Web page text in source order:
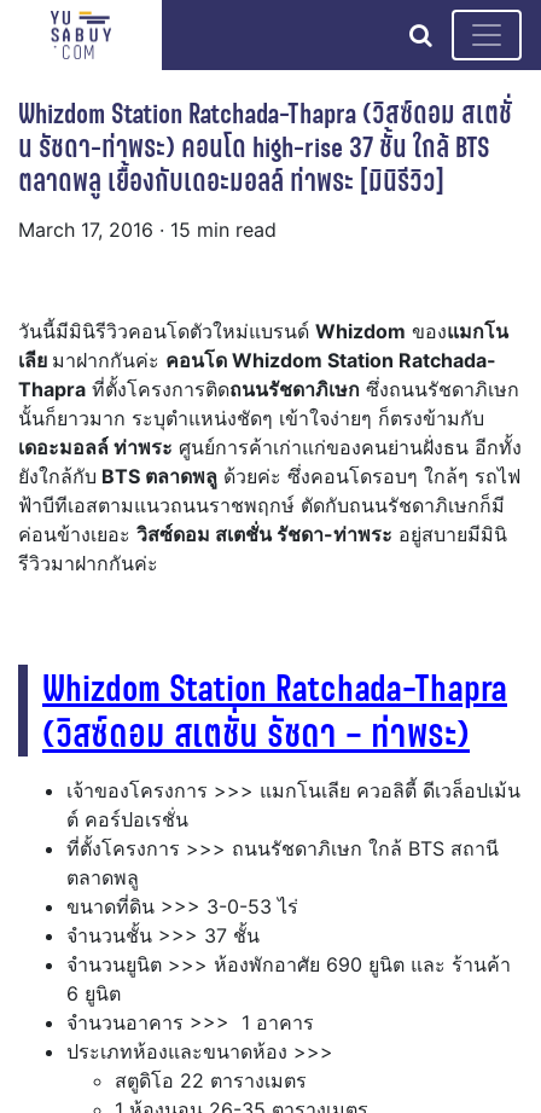
search
Whizdom Station Ratchada-Thapra (วิสซ์ดอม สเตชั่
น รัชดา-ท่าพระ) คอนโด high-rise 37 ชั้น ใกล้ BTS
ตลาดพลู เยื้องกับเดอะมอลล์ ท่าพระ [มินิรีวิว]
March 17, 2016 · 15 min read
วันนี้มีมินิรีวิวคอนโดตัวใหม่แบรนด์ Whizdom ของแมกโน
เลีย มาฝากกันค่ะ คอนโด Whizdom Station Ratchada-
Thapra ที่ตั้งโครงการติดถนนรัชดาภิเษก ซึ่งถนนรัชดาภิเษก
นั้นก็ยาวมาก ระบุตำแหน่งชัดๆ เข้าใจง่ายๆ ก็ตรงข้ามกับ
เดอะมอลล์ ท่าพระ ศูนย์การค้าเก่าแก่ของคนย่านฝั่งธน อีกทั้ง
ยังใกล้กับ BTS ตลาดพลู ด้วยค่ะ ซึ่งคอนโดรอบๆ ใกล้ๆ รถไฟ
ฟ้าบีทีเอสตามแนวถนนราชพฤกษ์ ตัดกับถนนรัชดาภิเษกก็มี
ค่อนข้างเยอะ วิสซ์ดอม สเตชั่น รัชดา-ท่าพระ อยู่สบายมีมินิ
รีวิวมาฝากกันค่ะ
Whizdom Station Ratchada-Thapra
(วิสซ์ดอม สเตชั่น รัชดา – ท่าพระ)
เจ้าของโครงการ >>> แมกโนเลีย ควอลิตี้ ดีเวล็อปเม้น
ต์ คอร์ปอเรชั่น
ที่ตั้งโครงการ >>> ถนนรัชดาภิเษก ใกล้ BTS สถานี
ตลาดพลู
ขนาดที่ดิน >>> 3-0-53 ไร่
จำนวนชั้น >>> 37 ชั้น
จำนวนยูนิต >>> ห้องพักอาศัย 690 ยูนิต และ ร้านค้า
6 ยูนิต
จำนวนอาคาร >>> 1 อาคาร
ประเภทห้องและขนาดห้อง >>>
สตูดิโอ 22 ตารางเมตร